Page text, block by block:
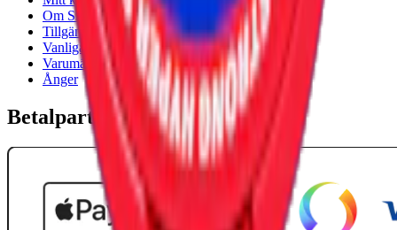
Om Snuset.se
Tillgänglighetsredogörelse
Vanliga frågor
Varumärken
Ånger
Betalpartner